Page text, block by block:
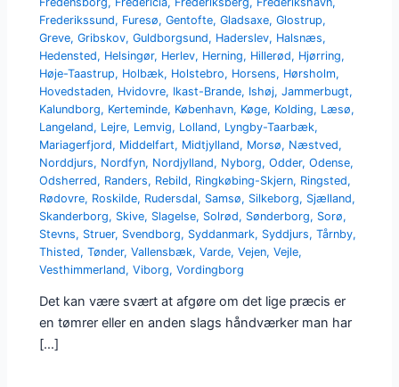
Frederikssund, Furesø,Gentofte,Gladsaxe,Glostrup,
Greve,Gribskov,Guldborgsund, Haderslev, Halsnæs,
Hedensted, Helsingør, Herlev, Herning, Hillerød, Hjørring,
Høje-Taastrup, Holbæk, Holstebro, Horsens, Hørsholm,
Hovedstaden, Hvidovre, Ikast-Brande, Ishøj,Jammerbugt,
Kalundborg, Kerteminde, København, Køge, Kolding, Læsø,
Langeland, Lejre, Lemvig, Lolland, Lyngby-Taarbæk,
Mariagerfjord, Middelfart, Midtjylland, Morsø, Næstved,
Norddjurs, Nordfyn, Nordjylland, Nyborg,Odder,Odense,
Odsherred, Randers, Rebild, Ringkøbing-Skjern, Ringsted,
Rødovre, Roskilde, Rudersdal, Samsø, Silkeborg, Sjælland,
Skanderborg, Skive, Slagelse, Solrød, Sønderborg, Sorø,
Stevns, Struer, Svendborg, Syddanmark, Syddjurs,Tårnby,
Thisted,Tønder,Vallensbæk,Varde,Vejen,Vejle,
Vesthimmerland,Viborg,Vordingborg
Det kan være svært at afgøre om det lige præcis er
en tømrer eller en anden slags håndværker man har
[…]